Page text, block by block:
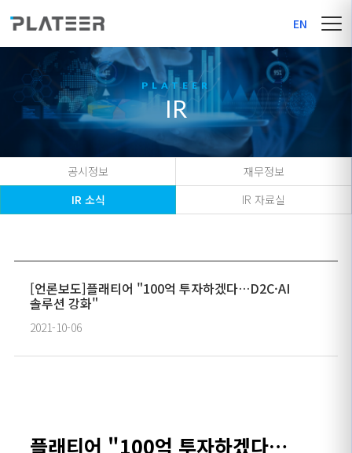
EN
IR
공시정보
재무정보
IR 소식
IR 자료실
[언론보도]플래티어 "100억 투자하겠다…D2C·AI
솔루션 강화"
2021-10-06
플래티어 "100억 투자하겠다…